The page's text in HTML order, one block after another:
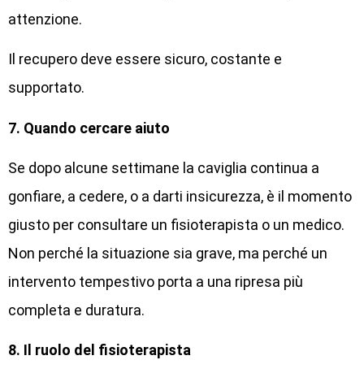
attenzione.
Il recupero deve essere sicuro, costante e
supportato.
7. Quando cercare aiuto
Se dopo alcune settimane la caviglia continua a
gonfiare, a cedere, o a darti insicurezza, è il momento
giusto per consultare un fisioterapista o un medico.
Non perché la situazione sia grave, ma perché un
intervento tempestivo porta a una ripresa più
completa e duratura.
8. Il ruolo del fisioterapista